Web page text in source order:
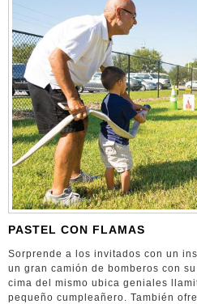
PASTEL CON FLAMAS
Sorprende a los invitados con un
un gran camión de bomberos con
cima del mismo ubica geniales
pequeño cumpleañero. También